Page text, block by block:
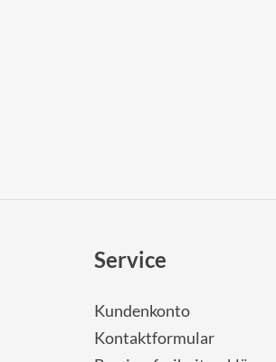
Service
Kundenkonto
Kontaktformular